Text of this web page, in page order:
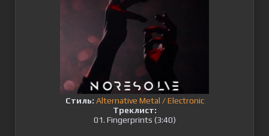
Стиль: Alternative Metal / Electronic
Треклист:
01. Fingerprints (3:40)